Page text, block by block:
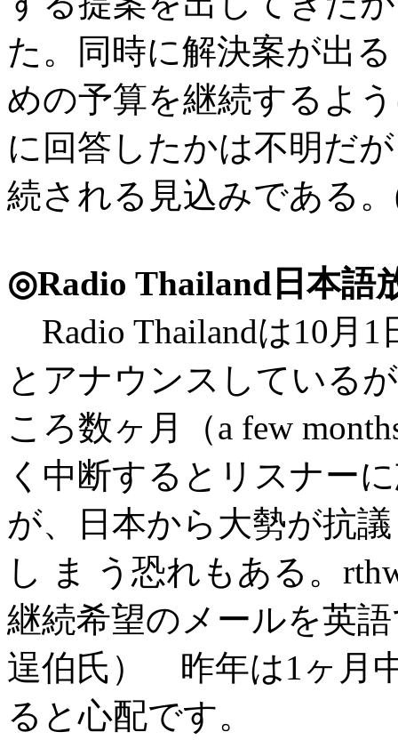
た。同時に解決案が出
めの予算を継続するよ
に回答したかは不明だ
続される見込みである
◎Radio Thailand日本語
Radio Thailandは10月
とアナウンスしている
ころ数ヶ月（a few
く中断するとリスナー
が、日本から大勢が抗
し ま う恐れもある。
継続希望のメールを英
逞伯氏） 昨年は1ヶ月
ると心配です。